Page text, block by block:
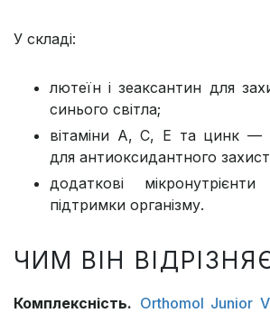
У складі:
лютеїн і зеаксантин для
синього світла;
вітаміни A, C, E та цинк —
для антиоксидантного
додаткові
підтримки організму.
ЧИМ ВІН
Комплексність. Orthomol Junior